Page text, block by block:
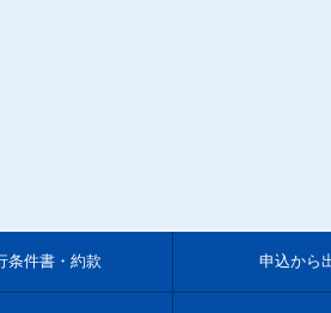
条件書・約款 申込から